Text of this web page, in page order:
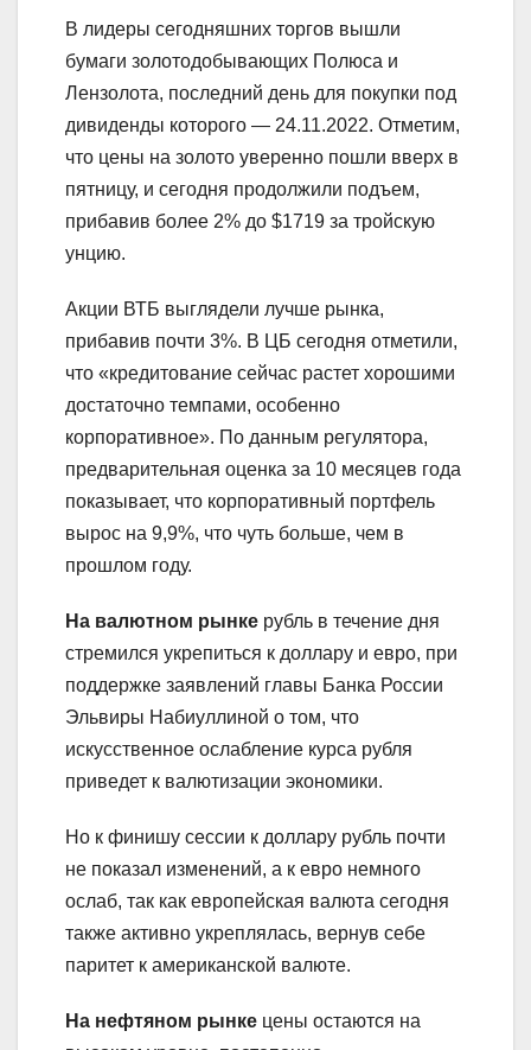
В лидеры сегодняшних торгов вышли
бумаги золотодобывающих Полюса и
Лензолота, последний день для покупки под
дивиденды которого — 24.11.2022. Отметим,
что цены на золото уверенно пошли вверх в
пятницу, и сегодня продолжили подъем,
прибавив более 2% до $1719 за тройскую
унцию.
Акции ВТБ выглядели лучше рынка,
прибавив почти 3%. В ЦБ сегодня отметили,
что «кредитование сейчас растет хорошими
достаточно темпами, особенно
корпоративное». По данным регулятора,
предварительная оценка за 10 месяцев года
показывает, что корпоративный портфель
вырос на 9,9%, что чуть больше, чем в
прошлом году.
На валютном рынке рубль в течение дня
стремился укрепиться к доллару и евро, при
поддержке заявлений главы Банка России
Эльвиры Набиуллиной о том, что
искусственное ослабление курса рубля
приведет к валютизации экономики.
Но к финишу сессии к доллару рубль почти
не показал изменений, а к евро немного
ослаб, так как европейская валюта сегодня
также активно укреплялась, вернув себе
паритет к американской валюте.
На нефтяном рынке цены остаются на